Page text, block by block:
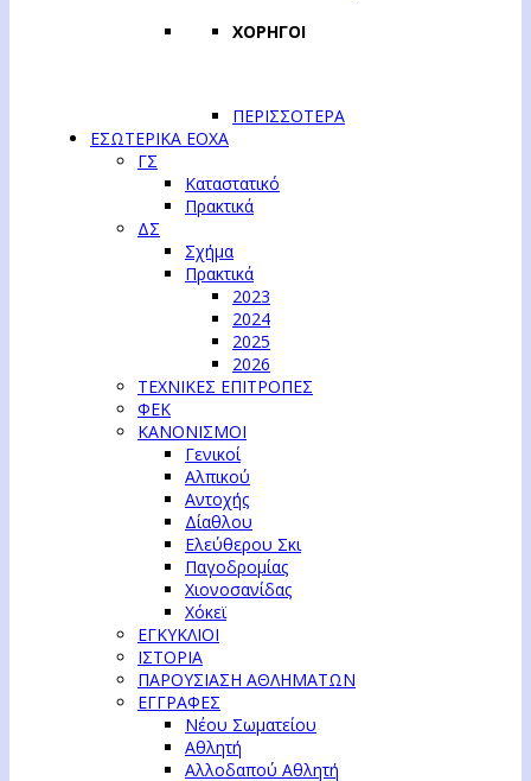
ΧΟΡΗΓΟΙ
ΠΕΡΙΣΣΟΤΕΡΑ
ΕΣΩΤΕΡΙΚΑ ΕΟΧΑ
ΓΣ
Καταστατικό
Πρακτικά
ΔΣ
Σχήμα
Πρακτικά
2023
2024
2025
2026
ΤΕΧΝΙΚΕΣ ΕΠΙΤΡΟΠΕΣ
ΦΕΚ
ΚΑΝΟΝΙΣΜΟΙ
Γενικοί
Αλπικού
Αντοχής
Δίαθλου
Ελεύθερου Σκι
Παγοδρομίας
Χιονοσανίδας
Χόκεϊ
ΕΓΚΥΚΛΙΟΙ
ΙΣΤΟΡΙΑ
ΠΑΡΟΥΣΙΑΣΗ ΑΘΛΗΜΑΤΩΝ
ΕΓΓΡΑΦΕΣ
Νέου Σωματείου
Αθλητή
Αλλοδαπού Αθλητή